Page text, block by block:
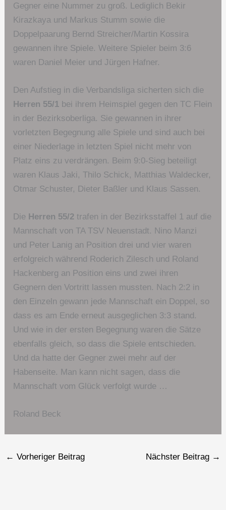
Gegner eine Nummer zu groß. Lediglich Bekir
Kirazkaya und Markus Stumm sowie die
Doppelpaarung Bernd Streicher/Martin Kossira
gewannen ihre Spiele. Weitere Spieler beim 3:6
waren Daniel Meier und Jürgen Hafner.
Den Aufstieg in die Verbandsliga sicherten sich die
Herren 55/1 bei ihrem Heimspiel gegen den TC Flein
in der Bezirksoberliga. Sie gewannen in ihrer
vorletzten Begegnung alle Spiele und sind auch bei
einer Niederlage in letzten Spiel nicht mehr von
Platz eins zu verdrängen. Beim 9:0-Sieg beteiligt
waren Klaus Jaki, Thilo Schick, Matthias Waldecker,
Otmar Schuster, Dieter Baßler und Klaus Sassen.
Die Herren 55/2trafen in der Bezirksstaffel 1 auf die
Mannschaft von TA TSV Neuenstadt. Nino Manzi
und Peter Lanig an Position drei und vier waren
erfolgreich während Roderich Zilesch und Roland
Hackenberg an Position eins und zwei ihren
Gegnern den Vortritt lassen mussten. Nach 2:2 in
den Einzeln gewann jede Mannschaft ein Doppel, so
dass es am Ende erneut ausgeglichen 3:3 stand.
Und wie in der ersten Begegnung waren die Sätze
ebenfalls gleich, so dass die Spiele entschieden.
Und da hatte der Gegner zwei mehr auf der
Habenseite. Man kann nicht sagen, dass die
Mannschaft vom Glück verfolgt wurde …
Roland Beck
← Vorheriger Beitrag Nächster Beitrag →